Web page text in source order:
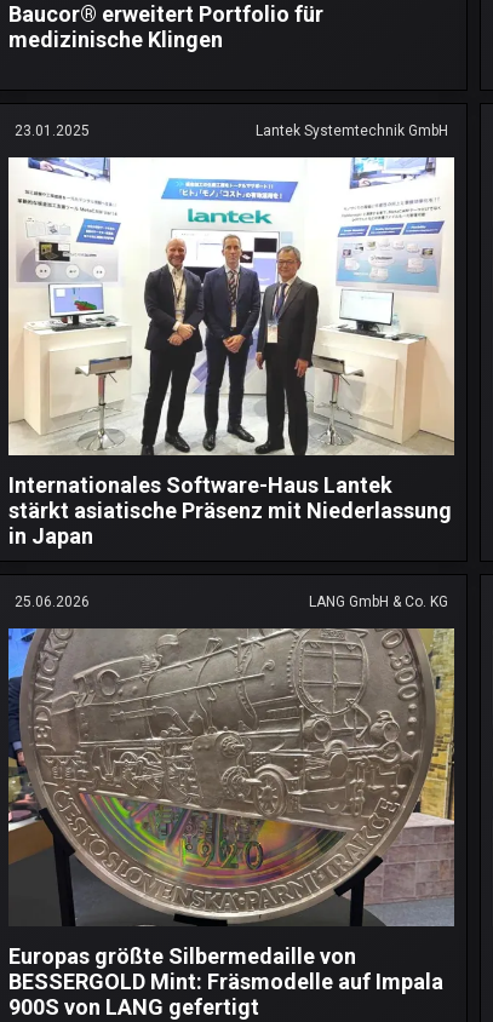
Baucor® erweitert Portfolio für
medizinische Klingen
23.01.2025 Lantek Systemtechnik GmbH
Internationales Software-Haus Lantek
stärkt asiatische Präsenz mit Niederlassung
in Japan
25.06.2026 LANG GmbH & Co. KG
Europas größte Silbermedaille von
BESSERGOLD Mint: Fräsmodelle auf Impala
900S von LANG gefertigt